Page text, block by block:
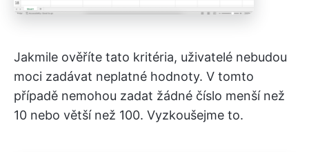
Jakmile ověříte tato kritéria, uživatelé nebudou
moci zadávat neplatné hodnoty. V tomto
případě nemohou zadat žádné číslo menší než
10 nebo větší než 100. Vyzkoušejme to.